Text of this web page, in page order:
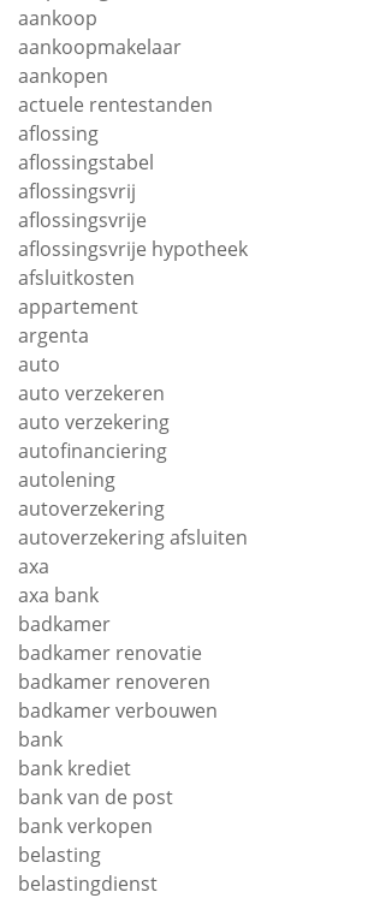
aankoop
aankoopmakelaar
aankopen
actuele rentestanden
aflossing
aflossingstabel
aflossingsvrij
aflossingsvrije
aflossingsvrije hypotheek
afsluitkosten
appartement
argenta
auto
auto verzekeren
auto verzekering
autofinanciering
autolening
autoverzekering
autoverzekering afsluiten
axa
axa bank
badkamer
badkamer renovatie
badkamer renoveren
badkamer verbouwen
bank
bank krediet
bank van de post
bank verkopen
belasting
belastingdienst